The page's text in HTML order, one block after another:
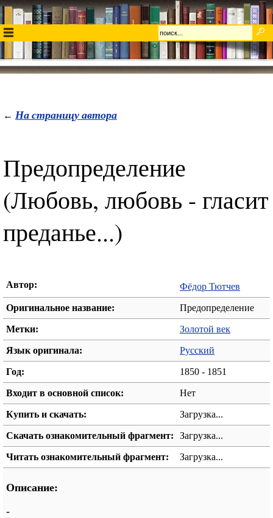
← На страницу автора
Предопределение
(Любовь, любовь - гласит
преданье...)
Автор: Фёдор Тютчев
Оригинальное название: Предопределение
Метки: Золотой век
Язык оригинала: Русский
Год: 1850 - 1851
Входит в основной список: Нет
Купить и скачать: Загрузка...
Скачать ознакомительный фрагмент: Загрузка...
Читать ознакомительный фрагмент: Загрузка...
Описание:
-